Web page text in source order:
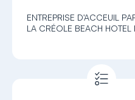
ENTREPRISE D'ACCEUIL
LA CRÉOLE BEACH HOTEL